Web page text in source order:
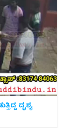
ದೃಶ್ಯ